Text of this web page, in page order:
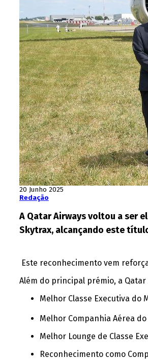
20 Junho 2025
Redação
A Qatar Airways voltou a ser
Skytrax, alcançando este
Este reconhecimento vem
Além do principal prémio, a
Melhor Classe Executiva do
Melhor Companhia Aérea
Melhor Lounge de Classe
Reconhecimento como